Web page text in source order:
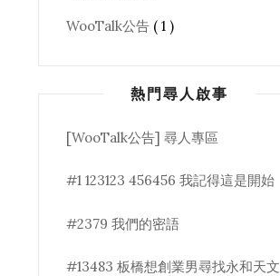
WooTalk公告 ( 1 )
熱門尋人啟事
[WooTalk公告] 尋人專區
#1 123123 456456 我記得這是開始
#2379 我們的密語
#13483 板橋想創業男尋找永和天文